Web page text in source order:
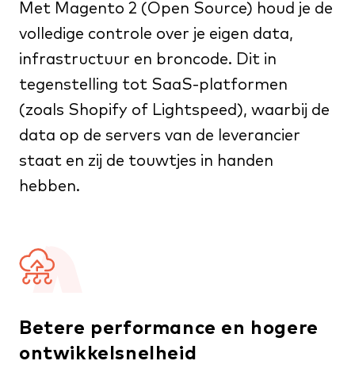
Met Magento 2 (Open Source) houd je de
volledige controle over je eigen data,
infrastructuur en broncode. Dit in
tegenstelling tot SaaS-platformen
(zoals Shopify of Lightspeed), waarbij de
data op de servers van de leverancier
staat en zij de touwtjes in handen
hebben.
Betere performance en hogere
ontwikkelsnelheid